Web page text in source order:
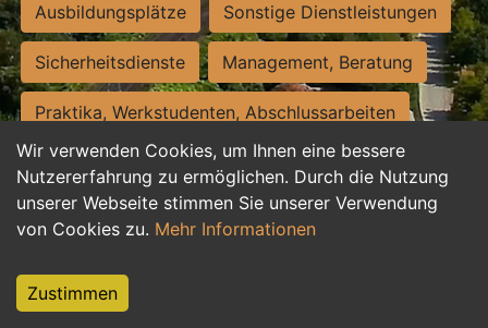
Wir verwenden Cookies, um Ihnen eine bessere
Nutzererfahrung zu ermöglichen. Durch die Nutzung
unserer Webseite stimmen Sie unserer Verwendung
von Cookies zu. Mehr Informationen
Zustimmen
Ausbildungsplätze Sonstige Dienstleistungen
Sicherheitsdienste Management, Beratung
Praktika, Werkstudenten, Abschlussarbeiten
Personalwesen Assistenz, Sekretariat
Hilfskräfte, Aushilfs- und Nebenjobs
Weiterbildung, Studium, duale Ausbildung